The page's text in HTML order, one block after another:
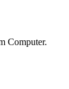
Computer.